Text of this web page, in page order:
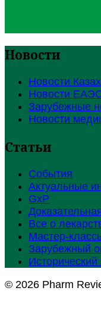
Новости
Новости
Новости
Зарубежные
Новости
Статьи
События
Актуальные
GxP
Все о
Мастер-
Зарубежный
Исторический
© 2026 Pharm